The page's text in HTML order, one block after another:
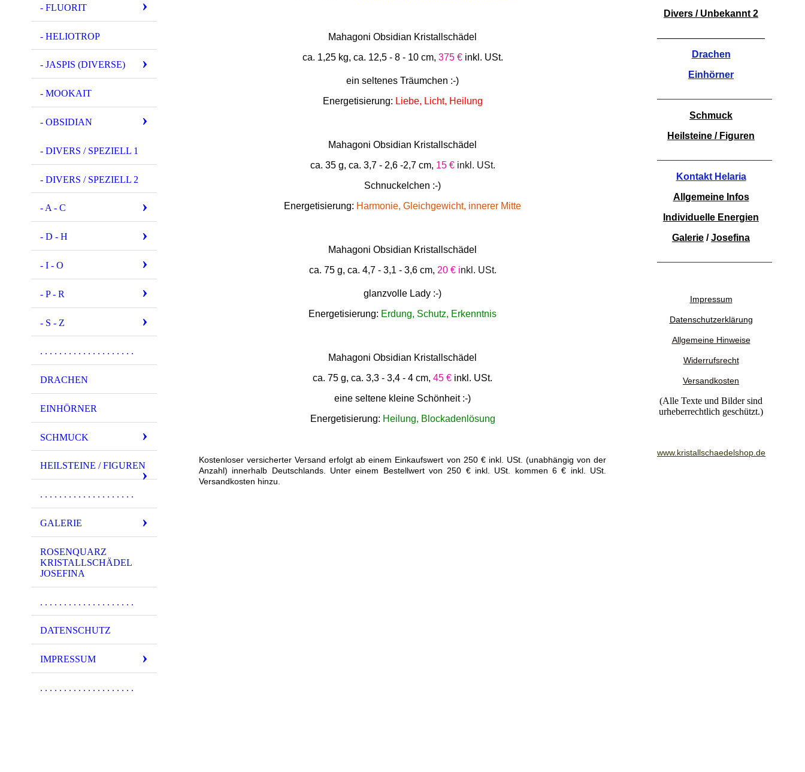
- FLUORIT
- HELIOTROP
- JASPIS (DIVERSE)
- MOOKAIT
- OBSIDIAN
- DIVERS / SPEZIELL 1
- DIVERS / SPEZIELL 2
- A - C
- D - H
- I - O
- P - R
- S - Z
. . . . . . . . . . . . . . . . . . . .
DRACHEN
EINHÖRNER
SCHMUCK
HEILSTEINE / FIGUREN
. . . . . . . . . . . . . . . . . . . .
GALERIE
ROSENQUARZ
KRISTALLSCHÄDEL
JOSEFINA
. . . . . . . . . . . . . . . . . . . .
DATENSCHUTZ
IMPRESSUM
. . . . . . . . . . . . . . . . . . . .
Mahagoni Obsidian Kristallschädel
ca. 1,25 kg, ca. 12,5 - 8 - 10 cm, 375 €inkl. USt.
ein seltenes Träumchen :-)
Energetisierung: Liebe, Licht, Heilung
Mahagoni Obsidian Kristallschädel
ca. 35 g, ca. 3,7 - 2,6 -2,7 cm, 15 €inkl. USt.
Schnuckelchen :-)
Energetisierung: Harmonie, Gleichgewicht, innerer Mitte
Mahagoni Obsidian Kristallschädel
ca. 75 g, ca. 4,7 - 3,1 - 3,6 cm, 20 € inkl. USt.
glanzvolle Lady :-)
Energetisierung: Erdung, Schutz, Erkenntnis
Mahagoni Obsidian Kristallschädel
ca. 75 g, ca. 3,3 - 3,4 - 4 cm, 45 € inkl. USt.
eine seltene kleine Schönheit :-)
Energetisierung: Heilung, Blockadenlösung
Kostenloser versicherter Versand erfolgt ab einem Einkaufswert von 250 € inkl. USt. (unabhängig von der
Anzahl) innerhalb Deutschlands. Unter einem Bestellwert von 250 € inkl. USt. kommen 6 € inkl. USt.
Versandkosten hinzu.
Divers / Unbekannt 2
Drachen
Einhörner
Schmuck
Heilsteine / Figuren
Kontakt Helaria
Allgemeine Infos
Individuelle Energien
Galerie /Josefina
Impressum
Datenschutzerklärung
Allgemeine Hinweise
Widerrufsrecht
Versandkosten
(Alle Texte und Bilder sind
urheberrechtlich geschützt.)
www.kristallschaedelshop.de